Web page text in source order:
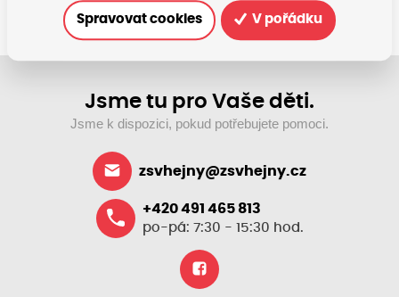
Jsme tu pro Vaše děti.
Jsme k dispozici, pokud potřebujete pomoci.
zsvhejny@zsvhejny.cz
+420 491 465 813
po-pá: 7:30 - 15:30 hod.
Spravovat cookies V pořádku